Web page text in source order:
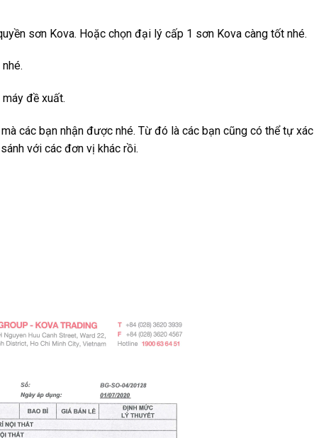
sơn Kova. Hoặc chọn đại lý cấp 1 sơn Kova càng tốt nhé.
đề xuất.
các bạn nhận được nhé. Từ đó là các bạn cũng có thể tự xác
với các đơn vị khác rồi.